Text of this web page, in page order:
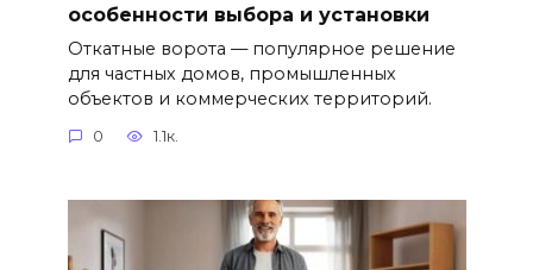
особенности выбора и установки
Откатные ворота — популярное решение
для частных домов, промышленных
объектов и коммерческих территорий.
0 1.1к.